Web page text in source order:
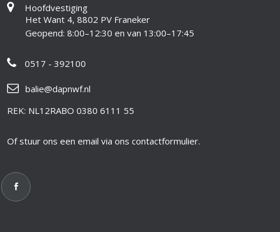
Hoofdvestiging
Het Want 4, 8802 PV Franeker
Geopend: 8:00–12:30 en van 13:00–17:45
0517 - 392100
balie@dapnwf.nl
REK: NL12RABO 0380 6111 55
Of stuur ons een email via ons contactformulier.